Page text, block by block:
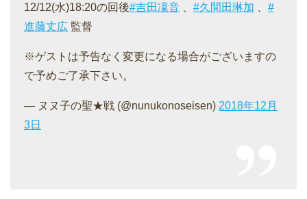
12/12(水)18:20の回後#吉田凜音 #久間田琳加
#
進藤丈広 監督
※ゲストは予告なく変更になる場合がございますの
で予めご了承下さい。
— ヌヌ子の聖★戦 (@nunukonoseisen) 2018年12月
3日